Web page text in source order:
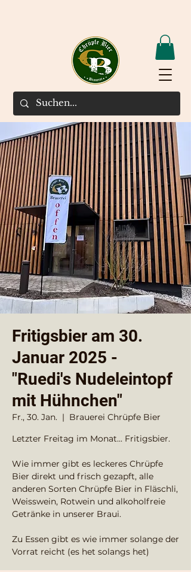
Fritigsbier am 30.
Januar 2025 -
"Ruedi's Nudeleintopf
mit Hühnchen"
Fr., 30. Jan.
  |
Brauerei Chrüpfe Bier
Letzter Freitag im Monat... Fritigsbier.
Wie immer gibt es leckeres Chrüpfe
Bier direkt und frisch gezapft, alle
anderen Sorten Chrüpfe Bier in Fläschli,
Weisswein, Rotwein und alkoholfreie
Getränke in unserer Braui.
Zu Essen gibt es wie immer solange der
Vorrat reicht (es het solangs het)